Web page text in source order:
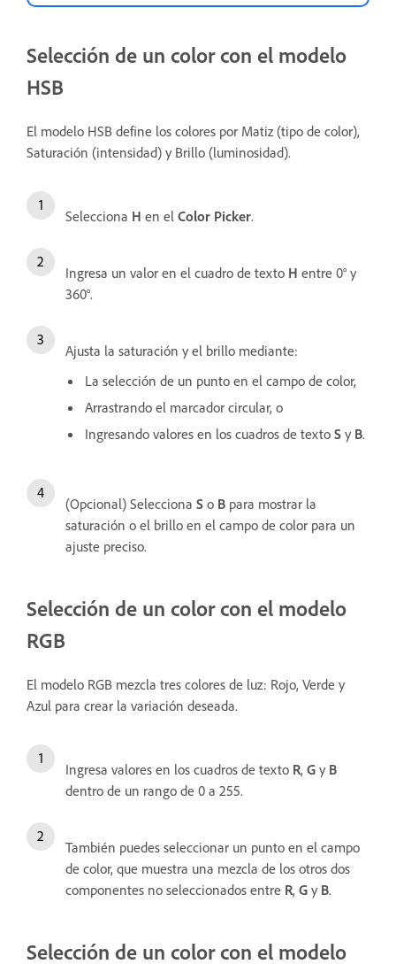
Selección de un color con el modelo
HSB
El modelo HSB define los colores por Matiz (tipo de color),
Saturación (intensidad) y Brillo (luminosidad).
Selecciona H en el Color Picker.
Ingresa un valor en el cuadro de texto H entre 0° y
360°.
Ajusta la saturación y el brillo mediante:
La selección de un punto en el campo de color,
Arrastrando el marcador circular, o
Ingresando valores en los cuadros de texto S y B.
(Opcional) Selecciona S o B para mostrar la
saturación o el brillo en el campo de color para un
ajuste preciso.
Selección de un color con el modelo
RGB
El modelo RGB mezcla tres colores de luz: Rojo, Verde y
Azul para crear la variación deseada.
Ingresa valores en los cuadros de texto R, G y B
dentro de un rango de 0 a 255.
También puedes seleccionar un punto en el campo
de color, que muestra una mezcla de los otros dos
componentes no seleccionados entre R, G y B.
Selección de un color con el modelo